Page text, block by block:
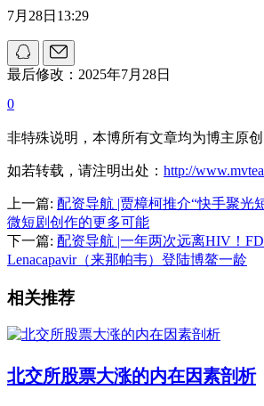
7月28日13:29
最后修改：2025年7月28日
0
非特殊说明，本博所有文章均为博主原创
如若转载，请注明出处： http://
上一篇: 配资导航 |贾樟柯推介“快手聚光
微短剧创作的更多可能
下一篇: 配资导航 |一年两次远离HIV！
Lenacapavir（来那帕韦）登陆博鳌一龄
相关推荐
北交所股票大涨的内在因素剖析